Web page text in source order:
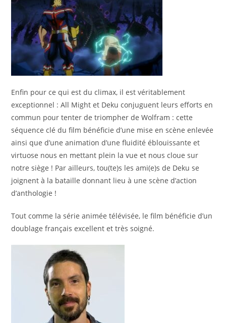
Enfin pour ce qui est du climax, il est véritablement
exceptionnel : All Might et Deku conjuguent leurs efforts en
commun pour tenter de triompher de Wolfram : cette
séquence clé du film bénéficie d’une mise en scène enlevée
ainsi que d’une animation d’une fluidité éblouissante et
virtuose nous en mettant plein la vue et nous cloue sur
notre siège ! Par ailleurs, tou(te)s les ami(e)s de Deku se
joignent à la bataille donnant lieu à une scène d’action
d’anthologie !
Tout comme la série animée télévisée, le film bénéficie d’un
doublage français excellent et très soigné.